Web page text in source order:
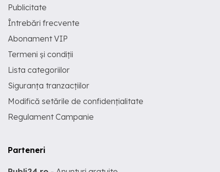
Publicitate
Întrebări frecvente
Abonament VIP
Termeni și condiții
Lista categoriilor
Siguranța tranzacțiilor
Modifică setările de confidențialitate
Regulament Campanie
Parteneri